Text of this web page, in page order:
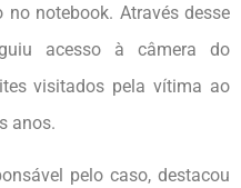
notebook. Através desse
acesso à câmera do
visitados pela vítima ao
anos.
pelo caso, destacou